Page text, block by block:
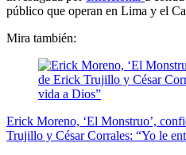
público que operan en Lima y el
Mira también:
Erick Moreno, ‘El Monstruo’,
Trujillo y César Corrales: “Yo le